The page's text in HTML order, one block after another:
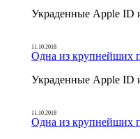
Украденные Apple ID
11.10.2018
Одна из крупнейших
Украденные Apple ID
11.10.2018
Одна из крупнейших